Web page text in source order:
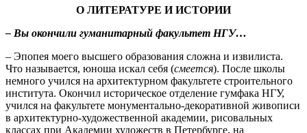
О ЛИТЕРАТУРЕ И ИСТОРИИ
– Вы окончили гуманитарный факультет НГУ…
– Эпопея моего высшего образования сложна и извилиста.
Что называется, юноша искал себя (смеется). После школы
немного учился на архитектурном факультете строительного
института. Окончил историческое отделение гумфака НГУ,
учился на факультете монументально-декоративной живописи
в архитектурно-художественной академии, рисовальных
классах при Академии художеств в Петербурге, на